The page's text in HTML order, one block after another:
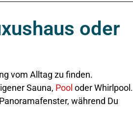
oder
vom Alltag zu finden.
Sauna, Pool oder Whirlpool.
während Du